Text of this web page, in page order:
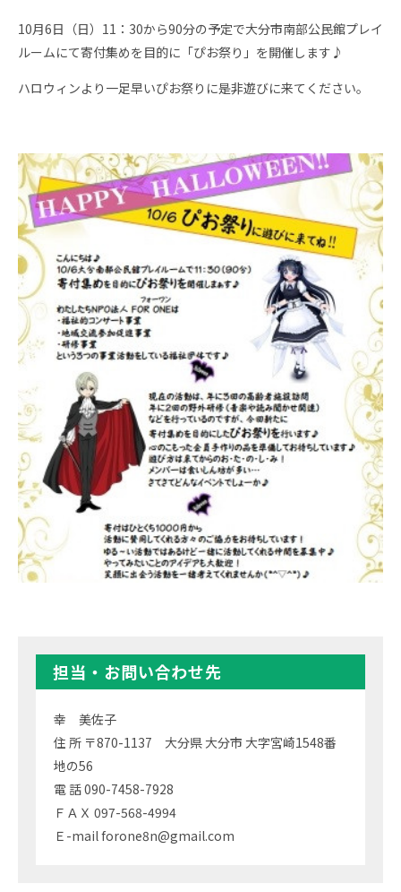
10月6日（日）11：30から90分の予定で大分市南部公民館プレイ
ルームにて寄付集めを目的に「ぴお祭り」を開催します♪
ハロウィンより一足早いぴお祭りに是非遊びに来てください。
担当・お問い合わせ先
幸 美佐子
住 所 〒870-1137 大分県 大分市 大字宮崎1548番
地の56
電 話 090-7458-7928
ＦＡＸ 097-568-4994
Ｅ-mail forone8n@gmail.com